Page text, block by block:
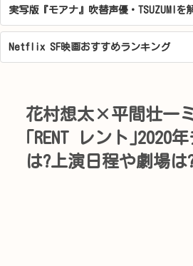
実写版『モアナ』吹替声優・TSUZUMIを
Netflix SF映画おすすめランキング
花村想太×平間壮一
｢RENT レント｣2020
は?上演日程や劇場は